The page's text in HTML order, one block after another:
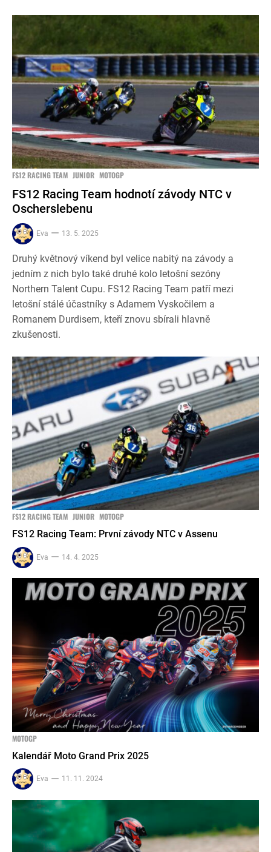
FS12 RACING TEAM JUNIOR MOTOGP
FS12 Racing Team hodnotí závody NTC v
Oscherslebenu
Eva 13. 5. 2025
Druhý květnový víkend byl velice nabitý na závody a
jedním z nich bylo také druhé kolo letošní sezóny
Northern Talent Cupu. FS12 Racing Team patří mezi
letošní stálé účastníky s Adamem Vyskočilem a
Romanem Durdisem, kteří znovu sbírali hlavně
zkušenosti.
FS12 RACING TEAM JUNIOR MOTOGP
FS12 Racing Team: První závody NTC v Assenu
Eva 14. 4. 2025
MOTOGP
Kalendář Moto Grand Prix 2025
Eva 11. 11. 2024